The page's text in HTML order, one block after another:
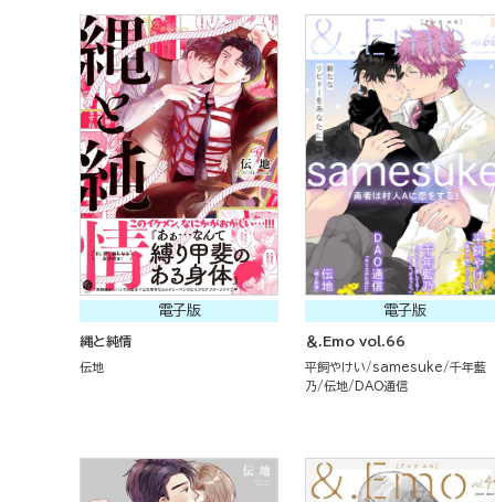
電子版
縄と純情
伝地
電子版
＆.Emo vol.66
平飼やけい samesuke
千年藍
乃
伝地 DAO通信